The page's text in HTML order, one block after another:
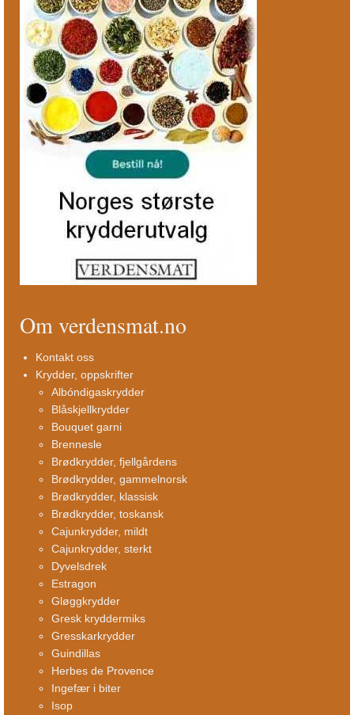
Om verdensmat.no
Kontakt oss
Krydder, oppskrifter
Albóndigaskrydder
Blåskjellkrydder
Bouquet garni
Brennesle
Brødkrydder, fjellgårdens
Brødkrydder, gammelnorsk
Brødkrydder, klassisk
Brødkrydder, toskansk
Cajunkrydder, mildt
Cajunkrydder, sterkt
Dyvelsdrek
Estragon
Gløggkrydder
Gresk kryddermiks
Gresskarkrydder
Guindillas
Herbes de Provence
Ingefær i biter
Isop